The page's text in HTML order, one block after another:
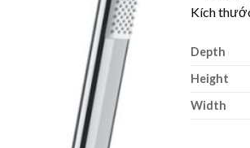
Kích
Depth
Height
Width